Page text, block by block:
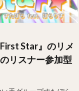
Star』のリメ
リスナー参加型